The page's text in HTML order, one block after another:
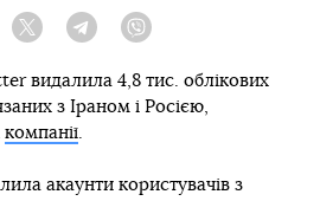
Twitter Telegram
видалила 4,8 тис. облікових
з Іраном і Росією,
компанії.
акаунти користувачів з